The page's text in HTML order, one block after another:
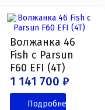
Волжанка 46
Fish с Parsun
F60 EFI (4T)
1 141 700 ₽
Подробнее